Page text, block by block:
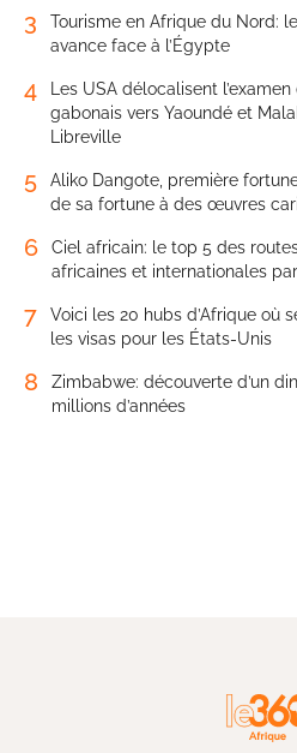
3
Tourisme en Afrique du Nord:
avance face à l’Égypte
4
Les USA délocalisent
gabonais vers Yaoundé et
Libreville
5
Aliko Dangote, première
de sa fortune à des œuvres
6
Ciel africain: le top 5 des
africaines et internationales
7
Voici les 20 hubs d’Afrique où
les visas pour les États-Unis
8
Zimbabwe: découverte d’un
millions d’années